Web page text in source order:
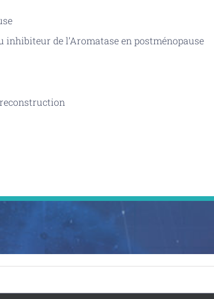
inhibiteur de l’Aromatase en postménopause